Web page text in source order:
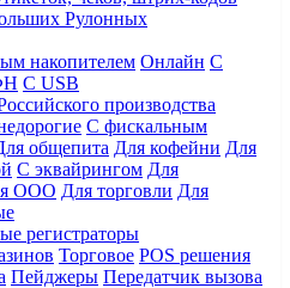
Рулонных
накопителем Онлайн С
С USB
производства
С фискальным
общепита Для кофейни Для
С эквайрингом Для
ООО Для торговли Для
регистраторы
Торговое POS решения
Пейджеры Передатчик вызова